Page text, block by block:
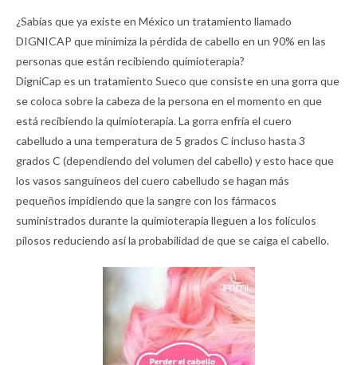
¿Sabías que ya existe en México un tratamiento llamado
DIGNICAP que minimiza la pérdida de cabello en un 90% en las
personas que están recibiendo quimioterapia?
DigniCap es un tratamiento Sueco que consiste en una gorra que
se coloca sobre la cabeza de la persona en el momento en que
está recibiendo la quimioterapia. La gorra enfría el cuero
cabelludo a una temperatura de 5 grados C incluso hasta 3
grados C (dependiendo del volumen del cabello) y esto hace que
los vasos sanguíneos del cuero cabelludo se hagan más
pequeños impidiendo que la sangre con los fármacos
suministrados durante la quimioterapia lleguen a los folículos
pilosos reduciendo así la probabilidad de que se caiga el cabello.